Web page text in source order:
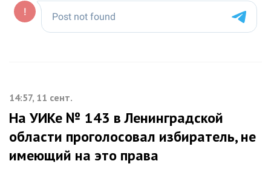
14:57, 11 сент.
На УИКе № 143 в Ленинградской
области проголосовал избиратель, не
имеющий на это права